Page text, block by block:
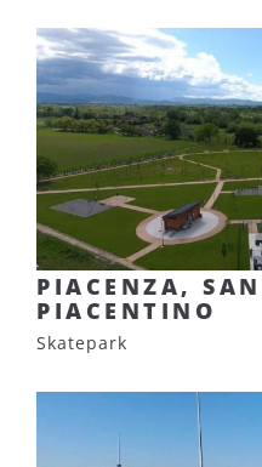
PIACENZA,
PIACENTINO
Skatepark